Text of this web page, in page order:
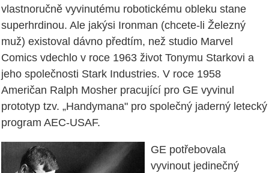
vlastnoručně vyvinutému robotickému obleku stane
superhrdinou. Ale jakýsi Ironman (chcete-li Železný
muž) existoval dávno předtím, než studio Marvel
Comics vdechlo v roce 1963 život Tonymu Starkovi a
jeho společnosti Stark Industries. V roce 1958
Američan Ralph Mosher pracující pro GE vyvinul
prototyp tzv. „Handymana" pro společný jaderný letecký
program AEC-USAF.
GE potřebovala
vyvinout jedinečný